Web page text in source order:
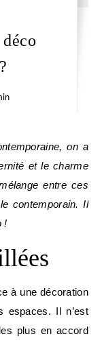
et le charme
entre ces
contemporain. Il
!
à une décoration
espaces. Il n’est
plus en accord